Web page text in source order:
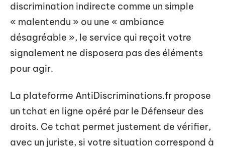
discrimination indirecte comme un simple
« malentendu » ou une « ambiance
désagréable », le service qui reçoit votre
signalement ne disposera pas des éléments
pour agir.
La plateforme AntiDiscriminations.fr propose
un tchat en ligne opéré par le Défenseur des
droits. Ce tchat permet justement de vérifier,
avec un juriste, si votre situation correspond à